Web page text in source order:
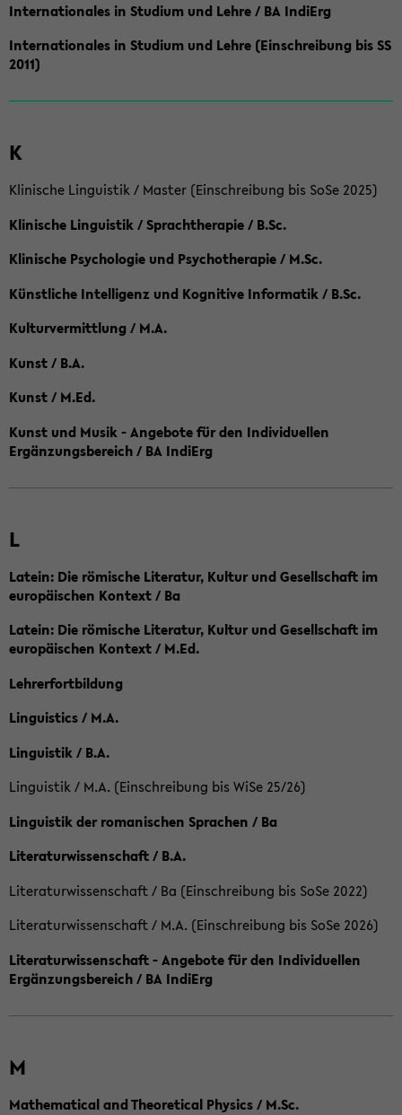
Internationales in Studium und Lehre / BA IndiErg
Internationales in Studium und Lehre (Einschreibung bis SS
2011)
K
Klinische Linguistik / Master (Einschreibung bis SoSe 2025)
Klinische Linguistik / Sprachtherapie / B.Sc.
Klinische Psychologie und Psychotherapie / M.Sc.
Künstliche Intelligenz und Kognitive Informatik / B.Sc.
Kulturvermittlung / M.A.
Kunst / B.A.
Kunst / M.Ed.
Kunst und Musik - Angebote für den Individuellen
Ergänzungsbereich / BA IndiErg
L
Latein: Die römische Literatur, Kultur und Gesellschaft im
europäischen Kontext / Ba
Latein: Die römische Literatur, Kultur und Gesellschaft im
europäischen Kontext / M.Ed.
Lehrerfortbildung
Linguistics / M.A.
Linguistik / B.A.
Linguistik / M.A. (Einschreibung bis WiSe 25/26)
Linguistik der romanischen Sprachen / Ba
Literaturwissenschaft / B.A.
Literaturwissenschaft / Ba (Einschreibung bis SoSe 2022)
Literaturwissenschaft / M.A. (Einschreibung bis SoSe 2026)
Literaturwissenschaft - Angebote für den Individuellen
Ergänzungsbereich / BA IndiErg
M
Mathematical and Theoretical Physics / M.Sc.